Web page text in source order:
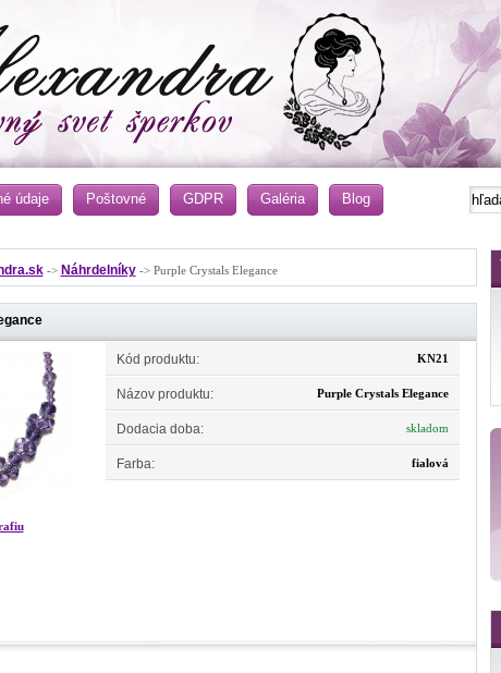
údaje Poštovné GDPR Galéria Blog
-> Náhrdelníky-> Purple Crystals Elegance
Kód produktu: KN21
Názov produktu: Purple Crystals Elegance
Dodacia doba: skladom
Farba: fialová